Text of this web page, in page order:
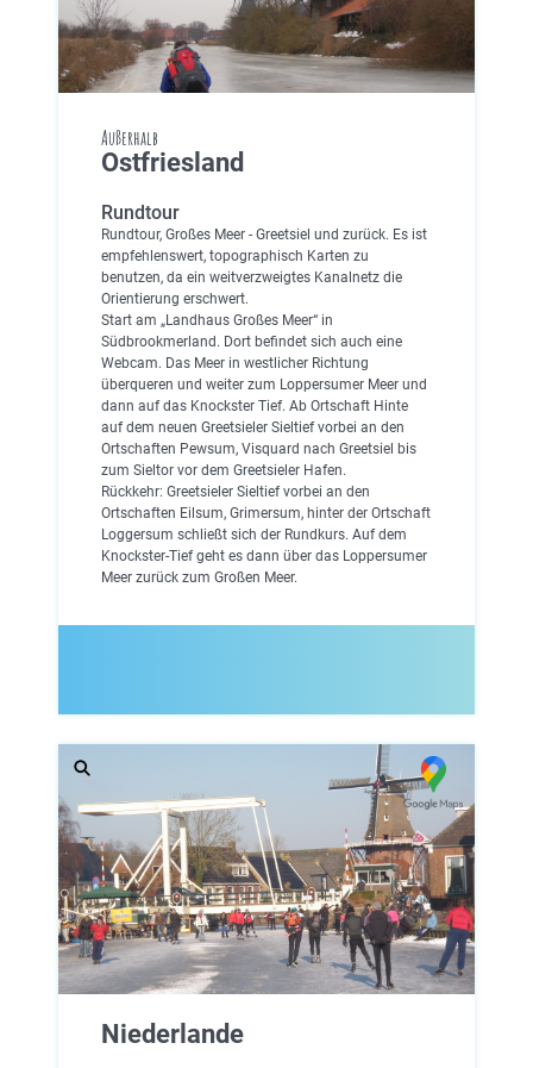
Außerhalb
Ostfriesland
Rundtour
Rundtour, Großes Meer - Greetsiel und zurück. Es ist
empfehlenswert, topographisch Karten zu
benutzen, da ein weitverzweigtes Kanalnetz die
Orientierung erschwert.
Start am „Landhaus Großes Meer“ in
Südbrookmerland. Dort befindet sich auch eine
Webcam. Das Meer in westlicher Richtung
überqueren und weiter zum Loppersumer Meer und
dann auf das Knockster Tief. Ab Ortschaft Hinte
auf dem neuen Greetsieler Sieltief vorbei an den
Ortschaften Pewsum, Visquard nach Greetsiel bis
zum Sieltor vor dem Greetsieler Hafen.
Rückkehr: Greetsieler Sieltief vorbei an den
Ortschaften Eilsum, Grimersum, hinter der Ortschaft
Loggersum schließt sich der Rundkurs. Auf dem
Knockster-Tief geht es dann über das Loppersumer
Meer zurück zum Großen Meer.
Niederlande